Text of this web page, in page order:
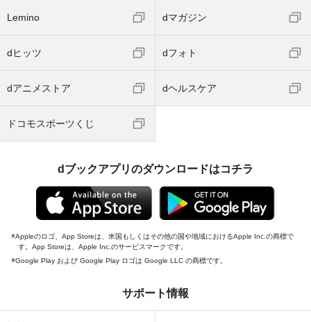
Lemino dマガジン
dヒッツ dフォト
dアニメストア dヘルスケア
ドコモスポーツくじ
dブックアプリのダウンロードはコチラ
Appleのロゴ、App Storeは、米国もしくはその他の国や地域におけるApple Inc.の商標で
す。App Storeは、Apple Inc.のサービスマークです。
Google Play および Google Play ロゴは Google LLC の商標です。
サポート情報